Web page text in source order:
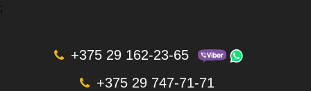
;
+375 29 162-23-65
+375 29 747-71-71